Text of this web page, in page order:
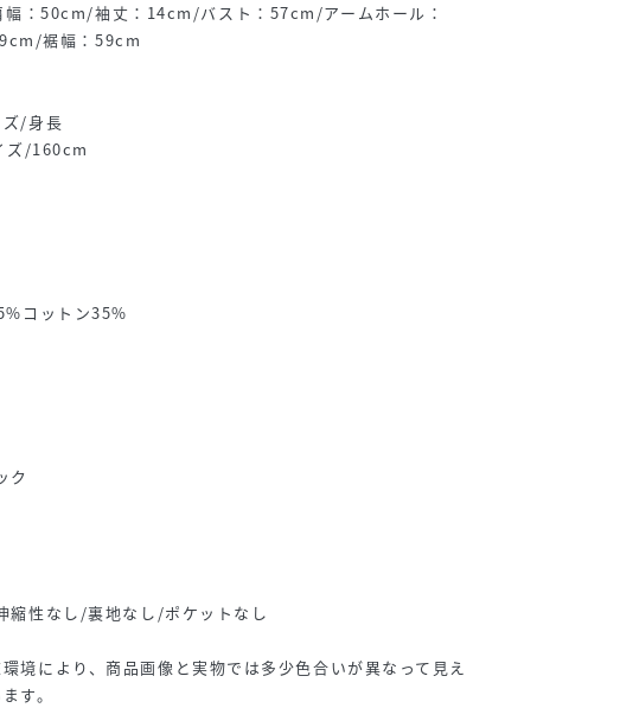
：50cm/袖丈：14cm/バスト：57cm/アームホール：
裾幅：59cm
ズ/身長
ズ/160cm
コットン35%
ク
縮性なし/裏地なし/ポケットなし
境により、商品画像と実物では多少色合いが異なって見え
す。